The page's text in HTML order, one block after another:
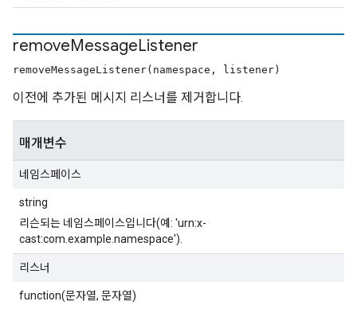
removeMessageListener
removeMessageListener(namespace, listener)
이전에 추가된 메시지 리스너를 제거합니다.
매개변수
네임스페이스
string
리슨되는 네임스페이스입니다(예: 'urn:x-
cast:com.example.namespace').
리스너
function(문자열, 문자열)